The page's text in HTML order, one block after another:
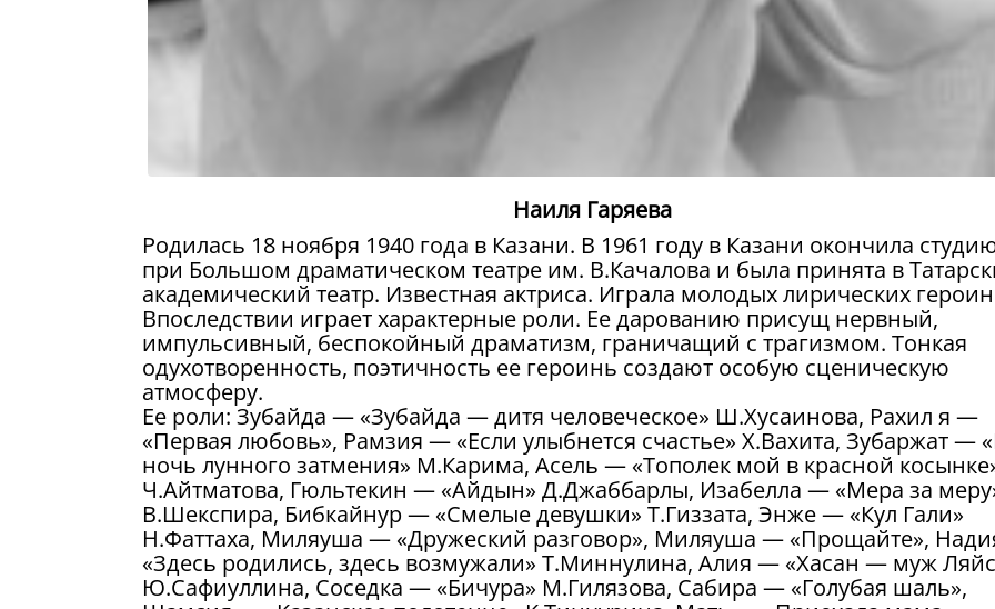
Наиля Гаряева
Родилась 18 ноября 1940 года в Казани. В 1961 году в Казани окончила
при Большом драматическом театре им. В.Качалова и была принята в
академический театр. Известная актриса. Играла молодых лирических
Впоследствии играет характерные роли. Ее дарованию присущ нервный,
импульсивный, беспокойный драматизм, граничащий с трагизмом. Тонкая
одухотворенность, поэтичность ее героинь создают особую сценическую
атмосферу.
Ее роли: Зубайда — «Зубайда — дитя человеческое» Ш.Хусаинова, Рахил я —
«Первая любовь», Рамзия — «Если улыбнется счастье» Х.Вахита, Зубаржат —
ночь лунного затмения» М.Карима, Асель — «Тополек мой в красной
Ч.Айтматова, Гюльтекин — «Айдын» Д.Джаббарлы, Изабелла — «Мера за
В.Шекспира, Бибкайнур — «Смелые девушки» Т.Гиззата, Энже — «Кул Гали»
Н.Фаттаха, Миляуша — «Дружеский разговор», Миляуша — «Прощайте»,
«Здесь родились, здесь возмужали» Т.Миннулина, Алия — «Хасан — муж
Ю.Сафиуллина, Соседка — «Бичура» М.Гилязова, Сабира — «Голубая шаль»,